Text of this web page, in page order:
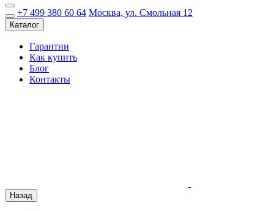
+7 499 380 60 64 Москва, ул. Смольная 12
Каталог
Гарантии
Как купить
Блог
Контакты
Назад